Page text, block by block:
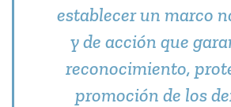
establecer un marco
y de acción que
reconocimiento,
promoción de los